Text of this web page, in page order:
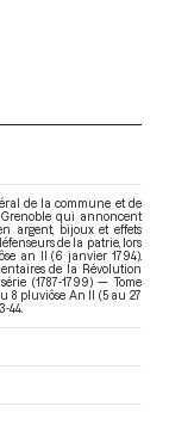
II (5 au 27 janvier 1794)
de la commune et de
Grenoble qui annoncent
argent, bijoux et effets
de la patrie, lors
an II (6 janvier 1794).
de la Révolution
(1787-1799) — Tome
8 pluviôse An II (5 au 27
44.